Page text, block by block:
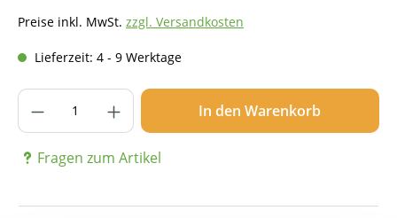
Preise inkl. MwSt. zzgl. Versandkosten
Lieferzeit: 4 - 9 Werktage
Produkt Anzahl: Gib den gewünschten
In den Warenkorb
Fragen zum Artikel